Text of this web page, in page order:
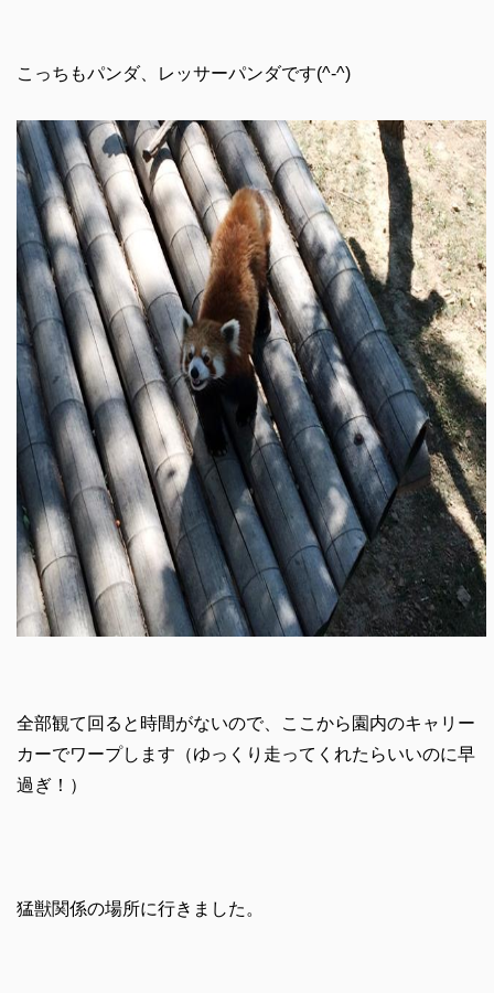
こっちもパンダ、レッサーパンダです(^-^)
全部観て回ると時間がないので、ここから園内のキャリー
カーでワープします（ゆっくり走ってくれたらいいのに早
過ぎ！）
猛獣関係の場所に行きました。